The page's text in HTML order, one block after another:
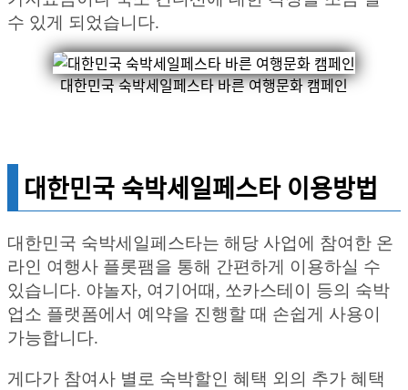
수 있게 되었습니다.
대한민국 숙박세일페스타 바른 여행문화 캠페인
대한민국 숙박세일페스타 이용방법
대한민국 숙박세일페스타는 해당 사업에 참여한 온
라인 여행사 플롯팸을 통해 간편하게 이용하실 수
있습니다. 야놀자, 여기어때, 쏘카스테이 등의 숙박
업소 플랫폼에서 예약을 진행할 때 손쉽게 사용이
가능합니다.
게다가 참여사 별로 숙박할인 혜택 외의 추가 혜택